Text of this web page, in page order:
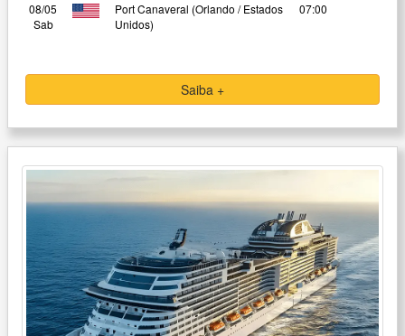
08/05
Sab
Port Canaveral (Orlando / Estados
Unidos)
07:00
Saiba +